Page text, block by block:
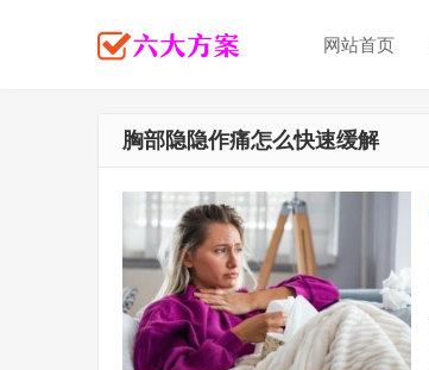
网站首页
胸部隐隐作痛怎么快速缓解